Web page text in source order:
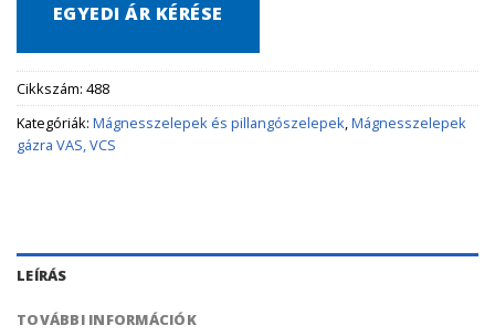
EGYEDI ÁR KÉRÉSE
Cikkszám: 488
Kategóriák: Mágnesszelepek és pillangószelepek,Mágnesszelepek
gázra VAS, VCS
LEÍRÁS
TOVÁBBI INFORMÁCIÓK